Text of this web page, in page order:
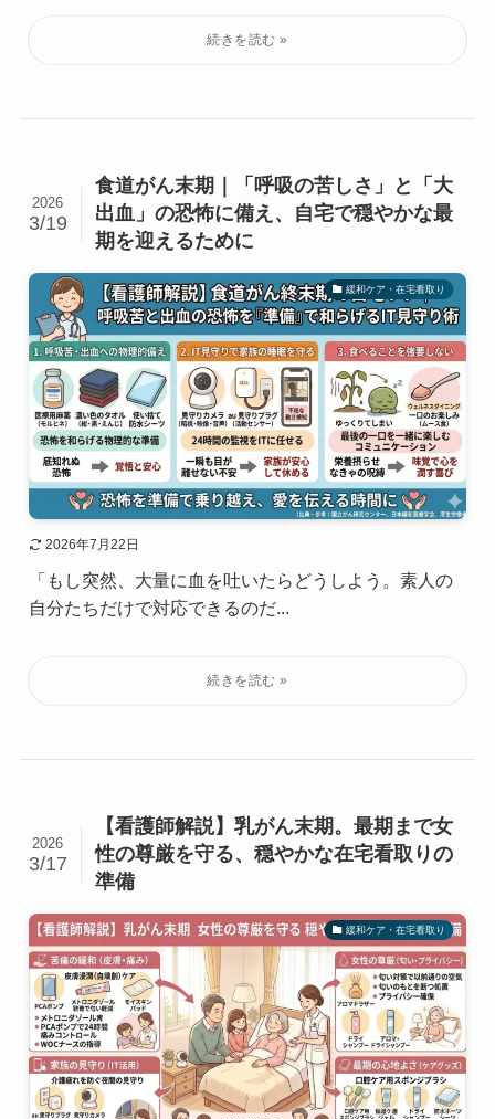
食道がん末期｜「呼吸の苦しさ」と「大
出血」の恐怖に備え、自宅で穏やかな最
期を迎えるために
2026
3/19
緩和ケア・在宅看取り
2026年7月22日
「もし突然、大量に血を吐いたらどうしよう。素人の
自分たちだけで対応できるのだ...
【看護師解説】乳がん末期。最期まで女
性の尊厳を守る、穏やかな在宅看取りの
準備
2026
3/17
緩和ケア・在宅看取り